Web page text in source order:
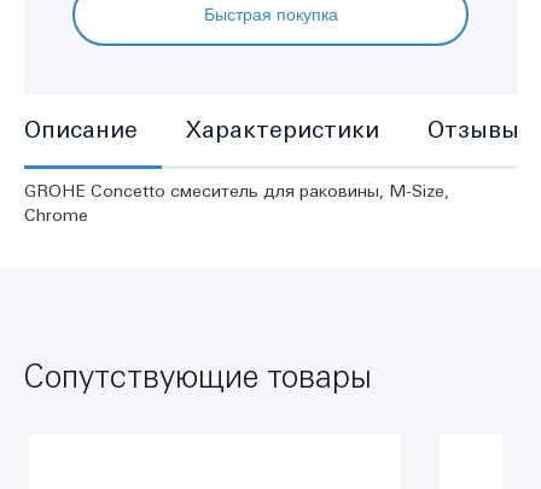
Быстрая покупка
Описание
GROHE Concetto смеситель для раковины, M-Size,
Chrome
Характеристики Отзывы
Сопутствующие товары